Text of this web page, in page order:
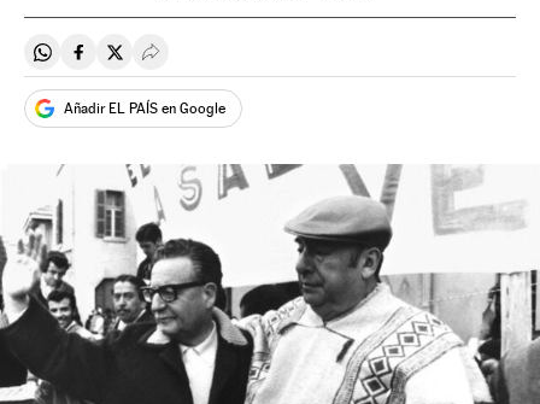
Compartir en Whatsapp
Compartir en Facebook
Compartir en Twitter
Desplegar Redes Sociales
Añadir EL PAÍS en Google